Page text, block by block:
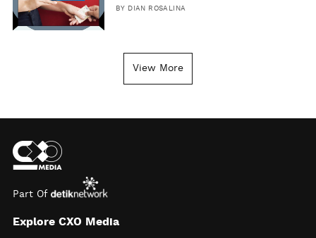
BY DIAN ROSALINA
View More
Part Of
Explore CXO Media